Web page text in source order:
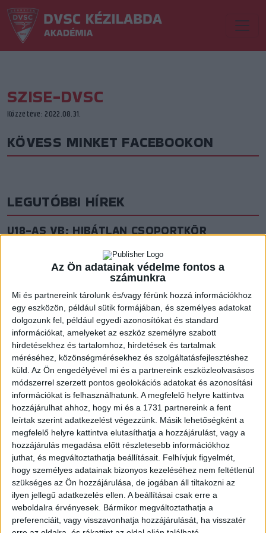
Az Ön adatainak védelme fontos a
számunkra
Mi és partnereink tárolunk és/vagy férünk hozzá információkhoz
egy eszközön, például sütik formájában, és személyes adatokat
dolgozunk fel, például egyedi azonosítókat és standard
információkat, amelyeket az eszköz személyre szabott
hirdetésekhez és tartalomhoz, hirdetések és tartalmak
méréséhez, közönségmérésekhez és szolgáltatásfejlesztéshez
küld. Az Ön engedélyével mi és a partnereink eszközleolvasásos
módszerrel szerzett pontos geolokációs adatokat és azonosítási
információkat is felhasználhatunk. A megfelelő helyre kattintva
hozzájárulhat ahhoz, hogy mi és a 1731 partnereink a fent
leírtak szerint adatkezelést végezzünk. Másik lehetőségként a
megfelelő helyre kattintva elutasíthatja a hozzájárulást, vagy a
hozzájárulás megadása előtt részletesebb információkhoz
juthat, és megváltoztathatja beállításait. Felhívjuk figyelmét,
hogy személyes adatainak bizonyos kezeléséhez nem feltétlenül
szükséges az Ön hozzájárulása, de jogában áll tiltakozni az
ilyen jellegű adatkezelés ellen. A beállításai csak erre a
weboldalra érvényesek. Bármikor megváltoztathatja a
preferenciáit, vagy visszavonhatja hozzájárulását, ha visszatér
SZISE-DVSC
Közzétéve: 2022.08.31.
KÖVESS MINKET FACEBOOKON
LEGUTÓBBI HÍREK
U18-AS VB: HIBÁTLAN CSOPORTKÖR
Mindhárom csoportmérkőzését megnyerte a magyar ifjúsági válogatott az
Bővebben →
SORSOLTAK AZ NB I/B-BEN
2026.07.31. 19:57
Akadémistáink az előző évekhez hasonlóan a 2026/2027-es szezonban is
megméretteti...Bővebben →
U18-AS VB: KEZDŐDIK!
2026.07.28. 13:42
Első világbajnokságára készül a 2008-2009-es születésű játékosok alkotta
magyar ifjúsági...Bővebben →
U16-OS NYÍLT EB: EZÜSTÉRMES A MAGYAR
VÁLOGATOTT!
2026.07.04. 10:51
Első nemzetközi megmérettetésén, a svédországi U16-os nyílt Európa-
bajnokságon rögtön ezüstérmet...Bővebben →